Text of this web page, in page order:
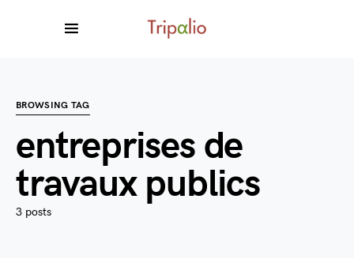
BROWSING TAG
entreprises de
travaux publics
3 posts